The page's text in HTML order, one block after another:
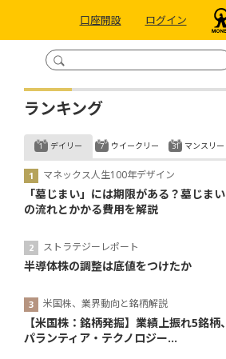
口座開設 ログイン
ランキング
デイリー
マネックス人生100年デザイン
「墓じまい」には期限がある？墓じまい
の流れとかかる費用を解説
ストラテジーレポート
半導体株の調整は底値をつけたか
米国株、業界動向と銘柄解説
【米国株：銘柄発掘】業績上振れ5銘柄、
パランティア・テクノロジー...
ウイークリー マンスリー